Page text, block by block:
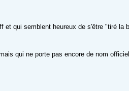
qui semblent heureux de s'être "tiré
qui ne porte pas encore de nom